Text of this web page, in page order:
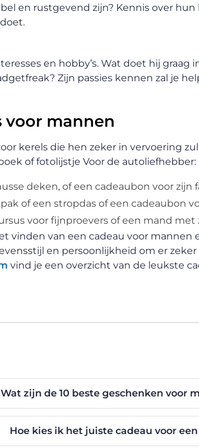
en rustgevend zijn? Kennis over
en hobby’s. Wat doet hij graag
Zijn passies kennen zal je
voor mannen
kerels die hen zeker in vervoering
of fotolijstje Voor de autoliefhebber:
deken, of een cadeaubon voor zijn
of een stropdas of een cadeaubon
voor fijnproevers of een mand
vinden van een cadeau voor mannen
en persoonlijkheid om er
vind je een overzicht van de leukste
Wat zijn de 10 beste geschenken voor
Hoe kies ik het juiste cadeau voor